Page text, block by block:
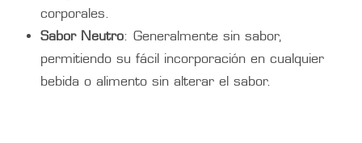
corporales.
Sabor Neutro: Generalmente sin sabor,
permitiendo su fácil incorporación en cualquier
bebida o alimento sin alterar el sabor.